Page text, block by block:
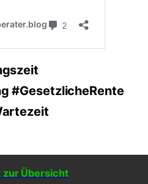
#GesetzlicheRente
zur Übersicht